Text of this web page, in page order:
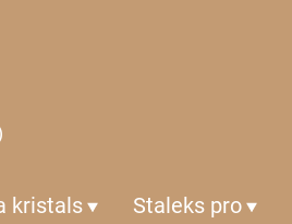
kristals Staleks pro